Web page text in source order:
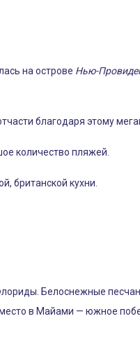
на острове Нью-
благодаря этому
количество пляжей.
британской кухни.
Белоснежные
в Майами — южное